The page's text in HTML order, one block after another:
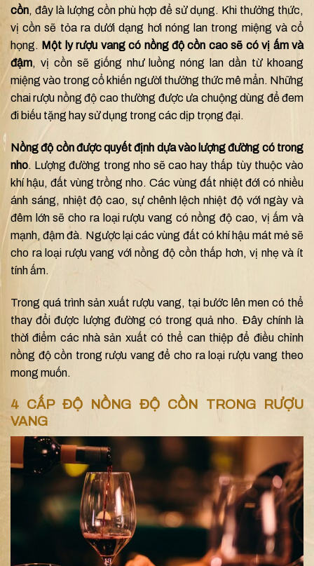
cồn, đây là lượng cồn phù hợp để sử dụng. Khi thưởng thức,
vị cồn sẽ tỏa ra dưới dạng hơi nóng lan trong miệng và cổ
họng. Một ly rượu vang có nồng độ cồn cao sẽ có vị ấm và
đậm, vị cồn sẽ giống như luồng nóng lan dần từ khoang
miệng vào trong cổ khiến người thưởng thức mê mẩn. Những
chai rượu nồng độ cao thường được ưa chuộng dùng để đem
đi biếu tặng hay sử dụng trong các dịp trọng đại.
Nồng độ cồn được quyết định dựa vào lượng đường có trong
nho. Lượng đường trong nho sẽ cao hay thấp tùy thuộc vào
khí hậu, đất vùng trồng nho. Các vùng đất nhiệt đới có nhiều
ánh sáng, nhiệt độ cao, sự chênh lệch nhiệt độ với ngày và
đêm lớn sẽ cho ra loại rượu vang có nồng độ cao, vị ấm và
mạnh, đậm đà. Ngược lại các vùng đất có khí hậu mát mẻ sẽ
cho ra loại rượu vang với nồng độ cồn thấp hơn, vị nhẹ và ít
tính ấm.
Trong quá trình sản xuất rượu vang, tại bước lên men có thể
thay đổi được lượng đường có trong quả nho. Đây chính là
thời điểm các nhà sản xuất có thể can thiệp để điều chỉnh
nồng độ cồn trong rượu vang để cho ra loại rượu vang theo
mong muốn.
4 CẤP ĐỘ NỒNG ĐỘ CỒN TRONG RƯỢU
VANG